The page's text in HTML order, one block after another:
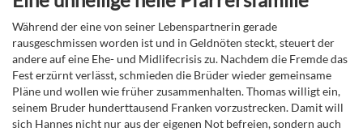
Während der eine von seiner Lebenspartnerin gerade
rausgeschmissen worden ist und in Geldnöten steckt, steuert der
andere auf eine Ehe- und Midlifecrisis zu. Nachdem die Fremde das
Fest erzürnt verlässt, schmieden die Brüder wieder gemeinsame
Pläne und wollen wie früher zusammenhalten. Thomas willigt ein,
seinem Bruder hunderttausend Franken vorzustrecken. Damit will
sich Hannes nicht nur aus der eigenen Not befreien, sondern auch